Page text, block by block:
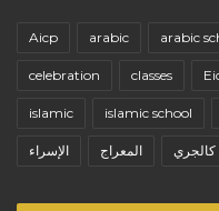
Aicp arabic arabic
celebration classes
islamic islamic school
الإسراء المعراج